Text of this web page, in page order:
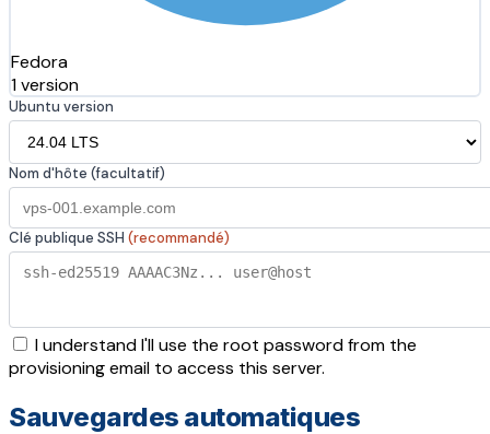
Fedora
1 version
Ubuntu version
Nom d'hôte (facultatif)
Clé publique SSH (recommandé)
I understand I'll use the root password from the
provisioning email to access this server.
Sauvegardes automatiques